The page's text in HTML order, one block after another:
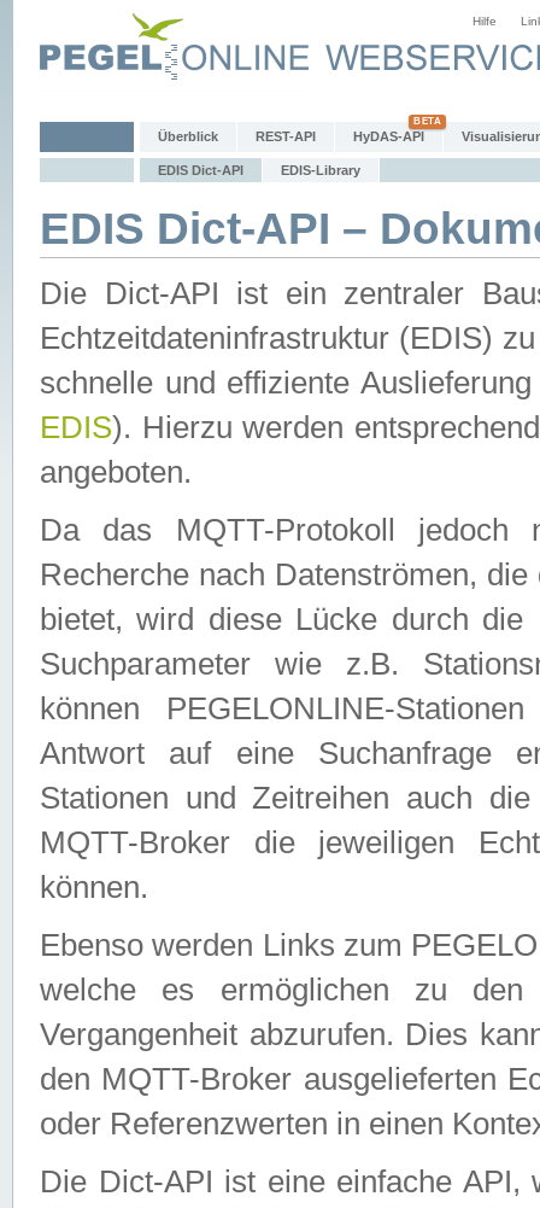
Hilfe
Überblick REST-API HyDAS-API
EDIS Dict-API EDIS-Library
EDIS Dict-API –
Die Dict-API ist ein zentraler
Echtzeitdateninfrastruktur (EDIS)
schnelle und effiziente
EDIS). Hierzu werden
angeboten.
Da das MQTT-Protokoll jedoch
Recherche nach Datenströmen,
bietet, wird diese Lücke durch die
Suchparameter wie z.B.
können PEGELONLINE-
Antwort auf eine Suchanfrage
Stationen und Zeitreihen auch
MQTT-Broker die jeweiligen
können.
Ebenso werden Links zum
welche es ermöglichen zu den
Vergangenheit abzurufen. Dies
den MQTT-Broker ausgelieferten
oder Referenzwerten in einen
Die Dict-API ist eine einfache API,